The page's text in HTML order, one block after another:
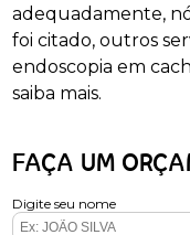
adequadamente,
foi citado, outros
endoscopia em
saiba mais.
FAÇA UM
Digite seu nome